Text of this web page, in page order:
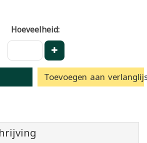
Hoeveelheid:
Toevoegen aan